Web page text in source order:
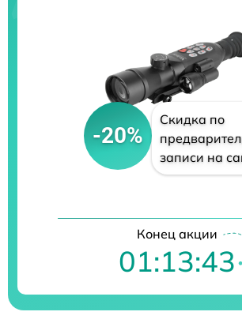
-20%
Скидка по
записи на
Конец акции
01:13:42